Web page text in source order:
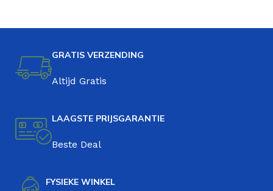
GRATIS VERZENDING
Altijd Gratis
LAAGSTE PRIJSGARANTIE
Beste Deal
FYSIEKE WINKEL